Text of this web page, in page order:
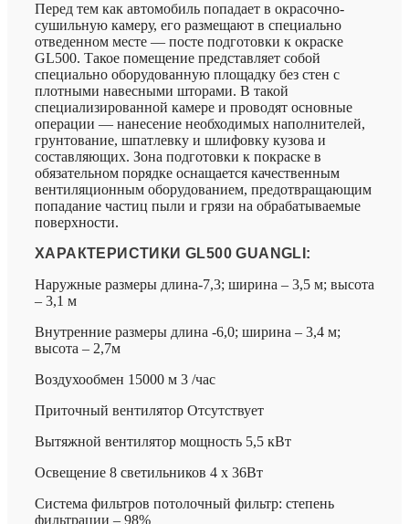
Перед тем как автомобиль попадает в окрасочно-
сушильную камеру, его размещают в специально
отведенном месте — посте подготовки к окраске
GL500. Такое помещение представляет собой
специально оборудованную площадку без стен с
плотными навесными шторами. В такой
специализированной камере и проводят основные
операции — нанесение необходимых наполнителей,
грунтование, шпатлевку и шлифовку кузова и
составляющих. Зона подготовки к покраске в
обязательном порядке оснащается качественным
вентиляционным оборудованием, предотвращающим
попадание частиц пыли и грязи на обрабатываемые
поверхности.
ХАРАКТЕРИСТИКИ GL500 GUANGLI:
Наружные размеры длина-7,3; ширина – 3,5 м; высота
– 3,1 м
Внутренние размеры длина -6,0; ширина – 3,4 м;
высота – 2,7м
Воздухообмен 15000 м 3 /час
Приточный вентилятор Отсутствует
Вытяжной вентилятор мощность 5,5 кВт
Освещение 8 светильников 4 х 36Вт
Система фильтров потолочный фильтр: степень
фильтрации – 98%